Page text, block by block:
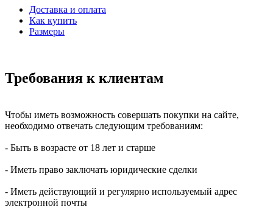
Доставка и оплата
Как купить
Размеры
Требования к клиентам
Чтобы иметь возможность совершать покупки на сайте,
необходимо отвечать следующим требованиям:
- Быть в возрасте от 18 лет и старше
- Иметь право заключать юридические сделки
- Иметь действующий и регулярно используемый адрес
электронной почты